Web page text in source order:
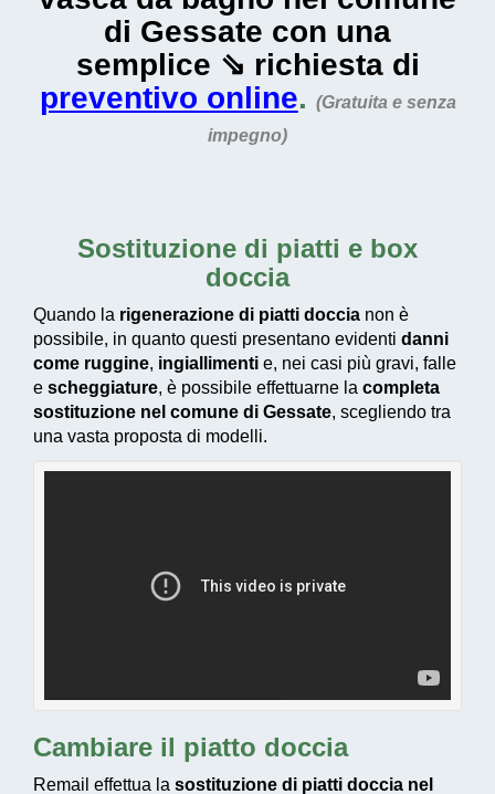
di Gessate con una
semplice ⇘ richiesta di
preventivo online. (Gratuita e senza
impegno)
Sostituzione di piatti e box
doccia
Quando la rigenerazione di piatti doccia non è
possibile, in quanto questi presentano evidenti danni
come ruggine, ingiallimenti e, nei casi più gravi, falle
e scheggiature, è possibile effettuarne la completa
sostituzione nel comune di Gessate, scegliendo tra
una vasta proposta di modelli.
Cambiare il piatto doccia
Remail effettua la sostituzione di piatti doccia nel